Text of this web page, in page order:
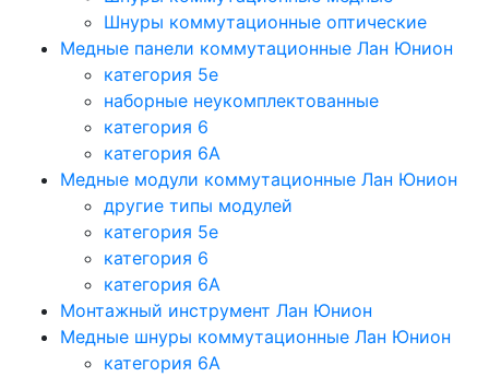
Шнуры коммутационные оптические
Медные панели коммутационные Лан Юнион
категория 5e
наборные неукомплектованные
категория 6
категория 6A
Медные модули коммутационные Лан Юнион
другие типы модулей
категория 5е
категория 6
категория 6A
Монтажный инструмент Лан Юнион
Медные шнуры коммутационные Лан Юнион
категория 6A